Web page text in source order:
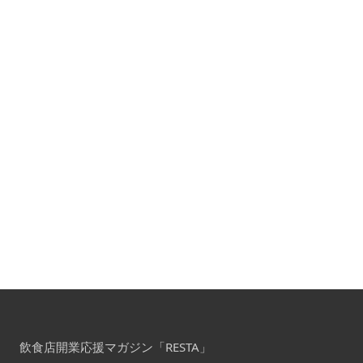
飲食店開業応援マガジン「RESTA」